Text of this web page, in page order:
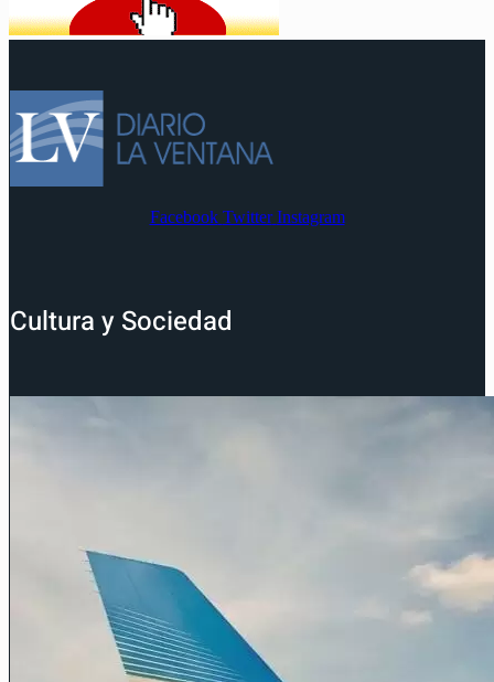
Facebook Twitter Instagram
Cultura y Sociedad